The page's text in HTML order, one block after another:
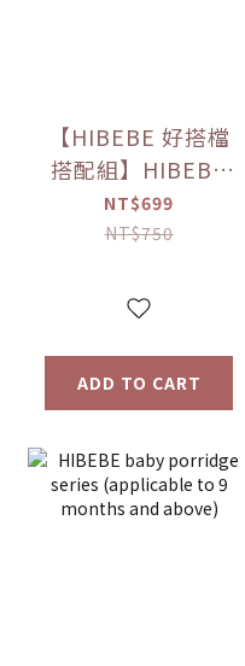
【HIBEBE 好搭檔
搭配組】HIBEBE
常溫大寶寶粥
*1+HIBEBE 無添加
限定】
NT$699
NT$750
ADD TO CART